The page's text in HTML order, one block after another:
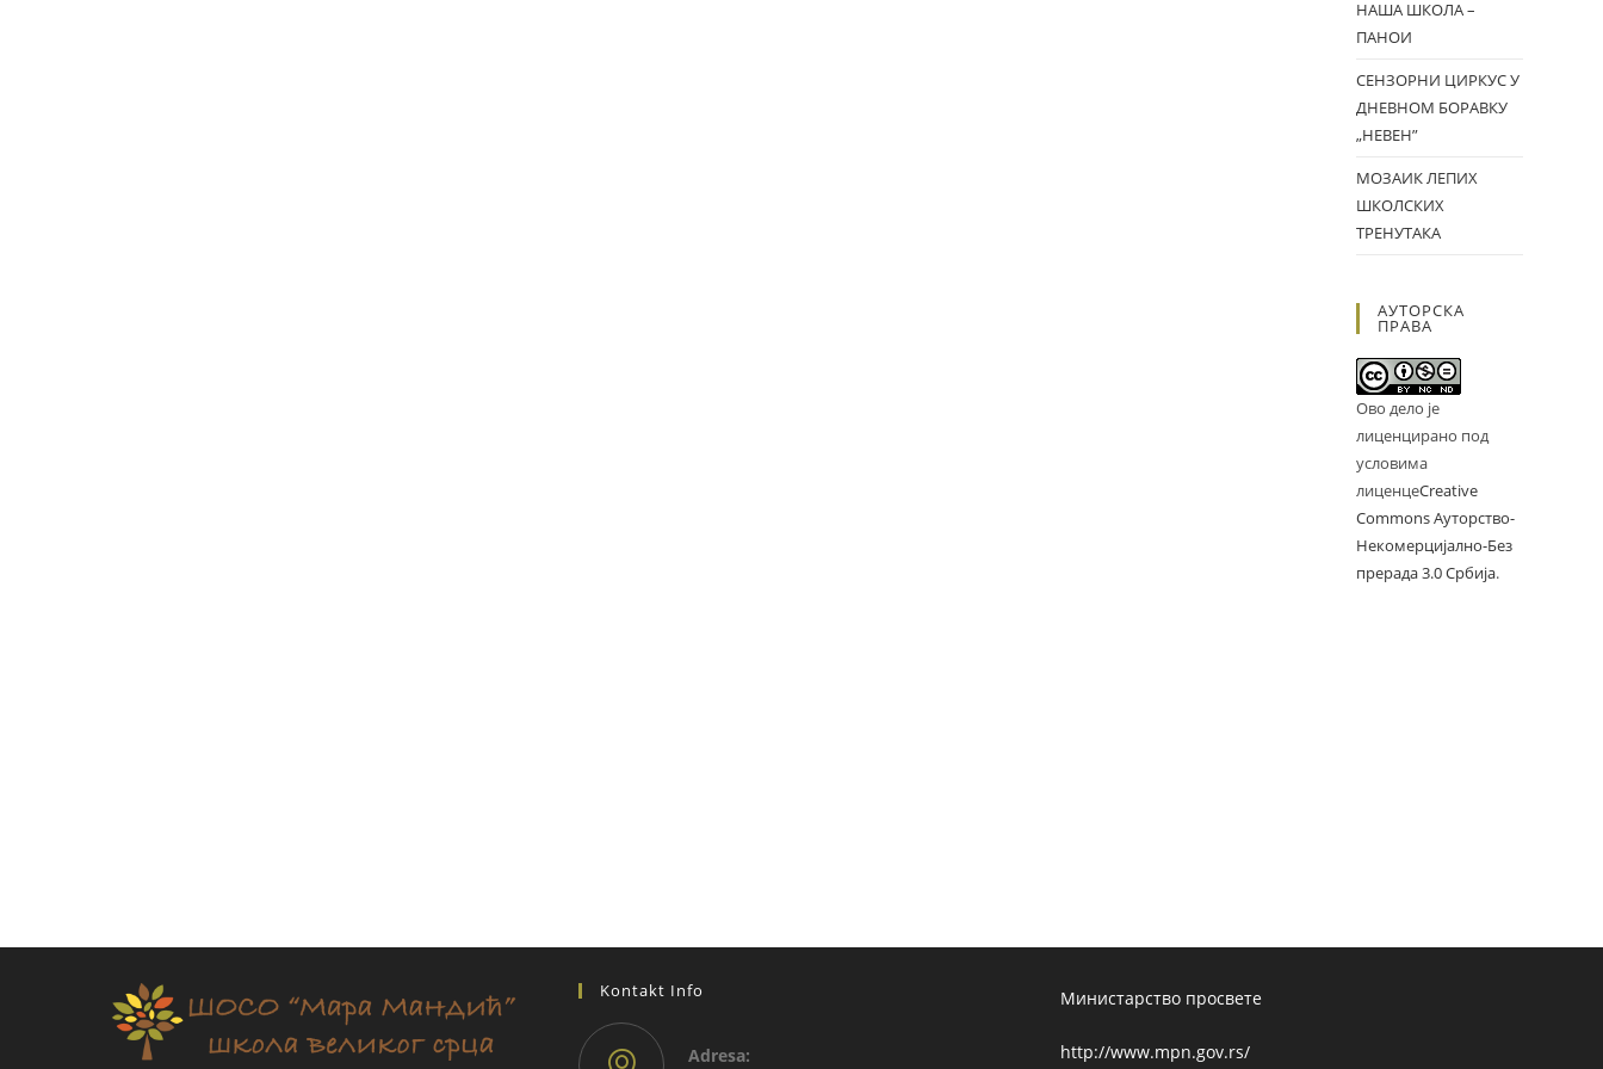
НАША ШКОЛА –
ПАНОИ
СЕНЗОРНИ ЦИРКУС У
ДНЕВНОМ БОРАВКУ
„НЕВЕН”
МОЗАИК ЛЕПИХ
ШКОЛСКИХ
ТРЕНУТАКА
АУТОРСКА
ПРАВА
Ово дело је
лиценцирано под
условима
лиценцеCreative
Commons Ауторство-
Некомерцијално-Без
прерада 3.0 Србија.
Kontakt Info
Adresа:
Министарство просвете
http://www.mpn.gov.rs/